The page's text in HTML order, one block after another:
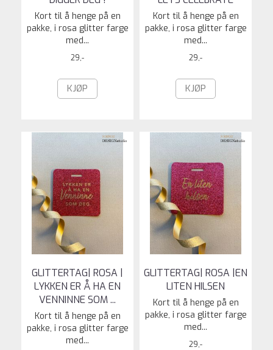
Kort til å henge på en
pakke, i rosa glitter farge
med...
29,-
KJØP
Kort til å henge på en
pakke, i rosa glitter farge
med...
29,-
KJØP
GLITTERTAG| ROSA |
LYKKEN ER Å HA EN
VENNINNE SOM ...
Kort til å henge på en
pakke, i rosa glitter farge
med...
GLITTERTAG| ROSA |EN
LITEN HILSEN
Kort til å henge på en
pakke, i rosa glitter farge
med...
29,-